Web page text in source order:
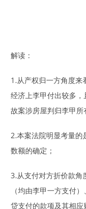
解读：
1.从产权归一方角度来
经济上李甲付出较多，
故案涉房屋判归李甲所
2.本案法院明显考量的
数额的确定；
3.从支付对方折价款角
（均由李甲一方支付
贷支付的款项及其相